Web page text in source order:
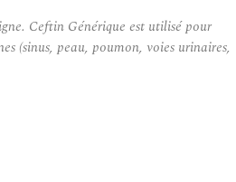
Ceftin Générique est utilisé pour
(sinus, peau, poumon, voies urinaires,